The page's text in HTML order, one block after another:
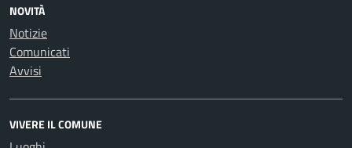
NOVITÀ
Notizie
Comunicati
Avvisi
VIVERE IL COMUNE